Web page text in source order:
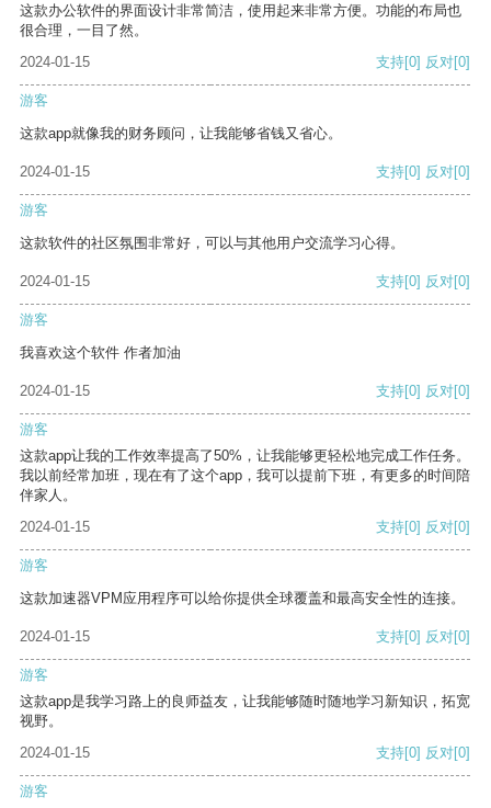
这款办公软件的界面设计非常简洁，使用起来非常方便。功能的布局也
很合理，一目了然。
2024-01-15
支持[0] 反对[0]
游客
这款app就像我的财务顾问，让我能够省钱又省心。
2024-01-15 支持[0] 反对[0]
游客
这款软件的社区氛围非常好，可以与其他用户交流学习心得。
2024-01-15 支持[0] 反对[0]
游客
我喜欢这个软件 作者加油
2024-01-15 支持[0] 反对[0]
游客
这款app让我的工作效率提高了50%，让我能够更轻松地完成工作任务。
我以前经常加班，现在有了这个app，我可以提前下班，有更多的时间陪
伴家人。
2024-01-15
支持[0] 反对[0]
游客
这款加速器VPM应用程序可以给你提供全球覆盖和最高安全性的连接。
2024-01-15 支持[0] 反对[0]
游客
这款app是我学习路上的良师益友，让我能够随时随地学习新知识，拓宽
视野。
2024-01-15
支持[0] 反对[0]
游客